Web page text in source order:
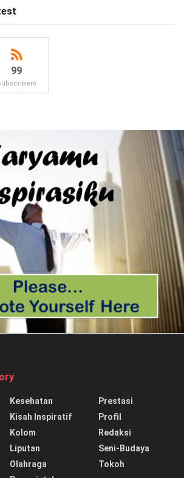
99
Kesehatan
Kisah Inspiratif
Kolom
Liputan
Olahraga
Prestasi
Profil
Redaksi
Seni-Budaya
Tokoh